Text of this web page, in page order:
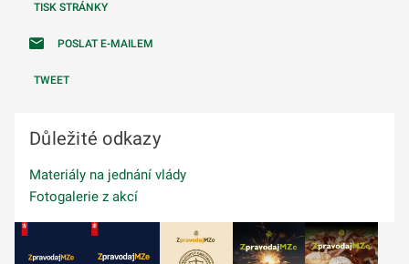
TISK STRÁNKY
POSLAT E-MAILEM
TWEET
Důležité odkazy
Materiály na jednání vlády
Fotogalerie z akcí